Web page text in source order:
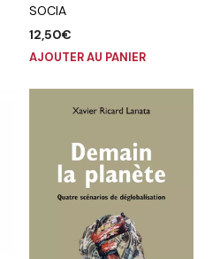
SOCIA
12,50€
AJOUTER AU PANIER